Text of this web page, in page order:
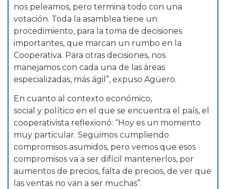
nos peleamos, pero termina todo con una
votación. Toda la asamblea tiene un
procedimiento, para la toma de decisiones
importantes, que marcan un rumbo en la
Cooperativa. Para otras decisiones, nos
manejamos con cada una de las áreas
especializadas, más ágil”, expuso Agüero.
En cuanto al contexto económico,
social y político en el que se encuentra el país, el
cooperativista reflexionó: “Hoy es un momento
muy particular. Seguimos cumpliendo
compromisos asumidos, pero vemos que esos
compromisos va a ser difícil mantenerlos, por
aumentos de precios, falta de precios, de ver que
las ventas no van a ser muchas”.